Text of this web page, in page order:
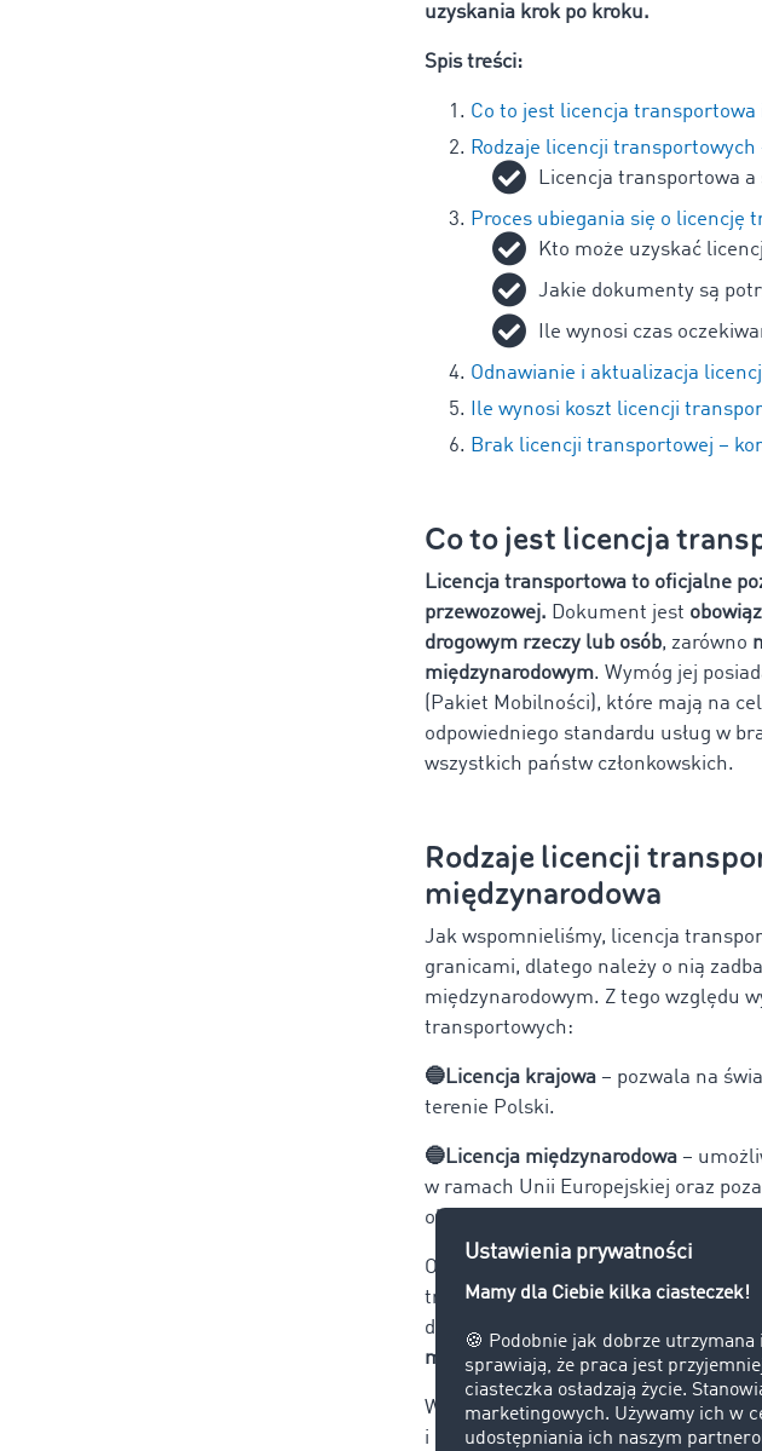
uzyskania krok po kroku.
Spis treści:
Co to jest licencja transportowa
Rodzaje licencji
Licencja transportowa a
Proces ubiegania się o licencję
Kto może uzyskać
Jakie dokumenty są
Ile wynosi czas
Odnawianie i aktualizacja
Ile wynosi koszt licencji
Brak licencji transportowej –
Co to jest licencja
Licencja transportowa to oficjalne
przewozowej. Dokument jest
drogowym rzeczy lub osób, zarówno
międzynarodowym. Wymóg jej
(Pakiet Mobilności), które mają na
odpowiedniego standardu usług w
wszystkich państw członkowskich.
Rodzaje licencji
międzynarodowa
Jak wspomnieliśmy, licencja
granicami, dlatego należy o nią
międzynarodowym. Z tego względu
transportowych:
🔵Licencja krajowa – pozwala na
terenie Polski.
🔵Licencja międzynarodowa –
w ramach Unii Europejskiej oraz
określana jest również jako
Oprócz tego, funkcjonuje również
transportu drogowego w zakresie
dokumentu firma może
może zajmować się przewozem
W kolejnym akapicie
i licencja spedycyjna.